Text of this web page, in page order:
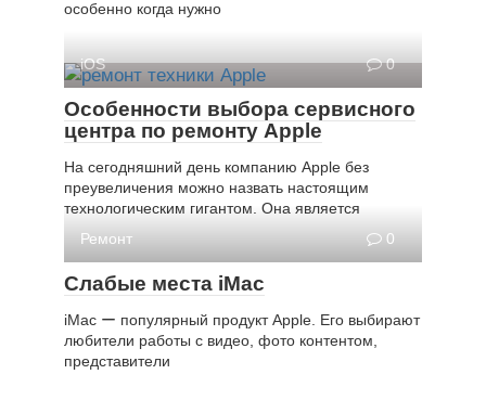
особенно когда нужно
iOS 0
Особенности выбора сервисного
центра по ремонту Apple
На сегодняшний день компанию Apple без
преувеличения можно назвать настоящим
технологическим гигантом. Она является
Ремонт
0
Слабые места iMac
iMac ー популярный продукт Apple. Его выбирают
любители работы с видео, фото контентом,
представители